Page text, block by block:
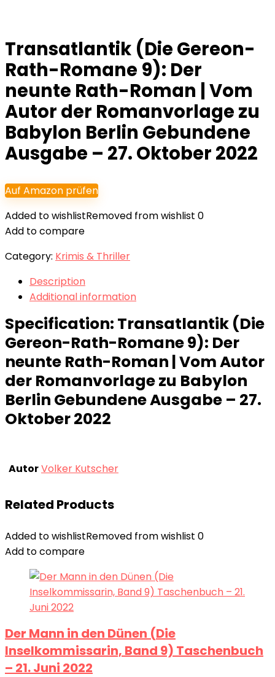
Transatlantik (Die Gereon-
Rath-Romane 9): Der
neunte Rath-Roman | Vom
Autor der Romanvorlage zu
Babylon Berlin Gebundene
Ausgabe – 27. Oktober 2022
Auf Amazon prüfen
Added to wishlistRemoved from wishlist 0
Add to compare
Category: Krimis & Thriller
Description
Additional information
Specification: Transatlantik (Die
Gereon-Rath-Romane 9): Der
neunte Rath-Roman | Vom Autor
der Romanvorlage zu Babylon
Berlin Gebundene Ausgabe – 27.
Oktober 2022
AutorVolker Kutscher
Related Products
Added to wishlistRemoved from wishlist 0
Add to compare
Der Mann in den Dünen (Die
Inselkommissarin, Band 9) Taschenbuch
– 21. Juni 2022